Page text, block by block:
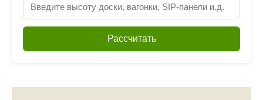
Рассчитать